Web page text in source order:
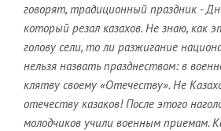
говорят, традиционный праздник -
который резал казахов. Не знаю, как
голову сели, то ли разжигание
нельзя назвать празднеством: в
клятву своему «Отечеству». Не
отечеству казаков! После этого
молодчиков учили военным приемам.